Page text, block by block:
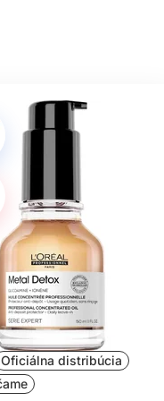
A
vlasového vlákna
alebo suché
vašim vlasom a
alebo
pomôcť vlasom
zastrihávať
NA VLASY?
vlasoch aj
sa riaďte stavom
bohatá.
Oficiálna distribúcia